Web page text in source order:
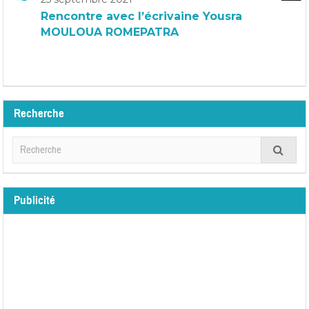
Rencontre avec l’écrivaine Yousra
MOULOUA ROMEPATRA
Recherche
Publicité